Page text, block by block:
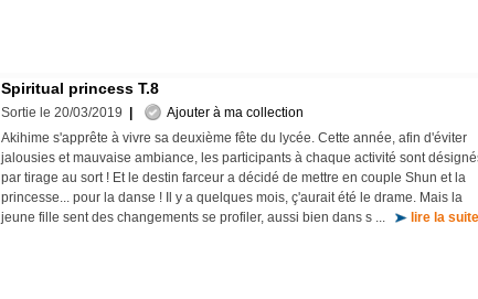
Spiritual princess T.8
Sortie le 20/03/2019
Ajouter à ma collection
Akihime s'apprête à vivre sa deuxième fête du lycée. Cette année, afin d'éviter
jalousies et mauvaise ambiance, les participants à chaque activité sont
par tirage au sort ! Et le destin farceur a décidé de mettre en couple Shun et la
princesse... pour la danse ! Il y a quelques mois, ç'aurait été le drame. Mais la
jeune fille sent des changements se profiler, aussi bien dans s ...
lire la suite